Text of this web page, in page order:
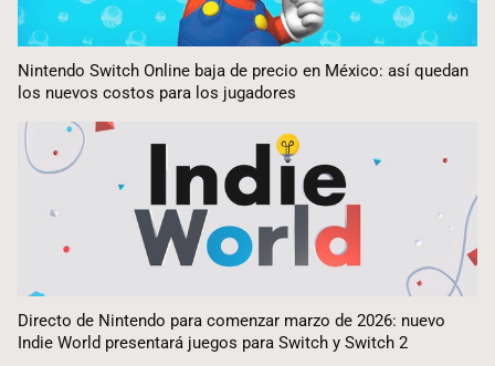
Nintendo Switch Online baja de precio en México: así quedan
los nuevos costos para los jugadores
Directo de Nintendo para comenzar marzo de 2026: nuevo
Indie World presentará juegos para Switch y Switch 2